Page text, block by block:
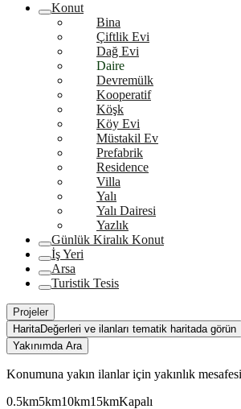
Konut
Bina
Çiftlik Evi
Dağ Evi
Daire
Devremülk
Kooperatif
Köşk
Köy Evi
Müstakil Ev
Prefabrik
Residence
Villa
Yalı
Yalı Dairesi
Yazlık
Günlük Kiralık Konut
İş Yeri
Arsa
Turistik Tesis
Projeler
HaritaDeğerleri ve ilanları tematik haritada görün
Yakınımda Ara
Konumuna yakın ilanlar için yakınlık
0.5km5km10km15kmKapalı